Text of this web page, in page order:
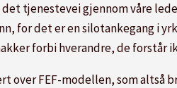
det tjenestevei gjennom våre
for det er en silotankegang i
forbi hverandre, de forstår
over FEF-modellen, som altså